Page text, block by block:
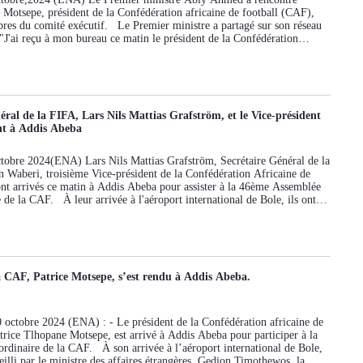
générale ordinaire de la Confédération africaine de football (CAF)
22 octobre 2024.
président de la Confédération africaine de football (CAF),
du comité exécutif. Le Premier ministre a partagé sur son réseau
reçu à mon bureau ce matin le président de la Confédération
de la FIFA, Lars Nils Mattias Grafström, et le Vice-président
à Addis Abeba
2024(ENA) Lars Nils Mattias Grafström, Secrétaire Général de la
Waberi, troisième Vice-président de la Confédération Africaine de
arrivés ce matin à Addis Abeba pour assister à la 46ème Assemblée
de la CAF. À leur arrivée à l'aéroport international de Bole, ils ont
accueillis par Huria Ali, ministre d'État chargé des femmes et des
des affaires protocolaires au ministère des affaires étrangères.
ordinaire de la CAF à Addis-Abeba le mardi 22 octobre 2024, elle
de toute l'Afrique et d'ailleurs. L'assemblée de cette année marque
pour l'Éthiopie d'accueillir le Congrès de la CAF, après l'avoir fait
générale devant réunir des représentants des associations membres
zonales et des personnalités du football mondial, les préparatifs de
volonté d'être au centre des discussions sur le football africain.
Patrice Motsepe, s’est rendu à Addis Abeba.
octobre 2024 (ENA) : - Le président de la Confédération africaine de
Tlhopane Motsepe, est arrivé à Addis Abeba pour participer à la
de la CAF. À son arrivée à l’aéroport international de Bole,
par le ministre des affaires étrangères, Gedion Timothewos, la